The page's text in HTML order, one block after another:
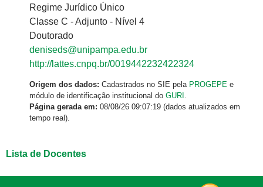
Regime Jurídico Único
Classe C - Adjunto - Nível 4
Doutorado
deniseds@unipampa.edu.br
http://lattes.cnpq.br/0019442232422324
Origem dos dados: Cadastrados no SIE pela PROGEPE e
módulo de identificação institucional do GURI .
Página gerada em: 08/08/26 09:07:19 (dados atualizados em
tempo real).
Lista de Docentes